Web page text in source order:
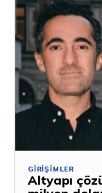
GIRIŞIMLER
Altyapı